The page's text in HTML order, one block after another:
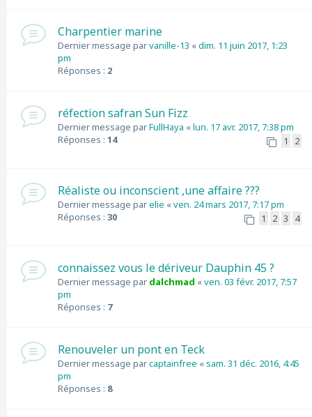
Charpentier marine
Dernier message parvanille-13 «dim. 11 juin 2017, 1:23
pm
Réponses : 2
réfection safran Sun Fizz
Dernier message parFullHaya «lun. 17 avr. 2017, 7:38 pm
Réponses : 14 1 2
Réaliste ou inconscient ,une affaire ???
Dernier message parelie «ven. 24 mars 2017, 7:17 pm
Réponses : 30 1 2 3 4
connaissez vous le dériveur Dauphin 45 ?
Dernier message par dalchmad «ven. 03 févr. 2017, 7:57
pm
Réponses : 7
Renouveler un pont en Teck
Dernier message parcaptainfree «sam. 31 déc. 2016, 4:45
pm
Réponses : 8